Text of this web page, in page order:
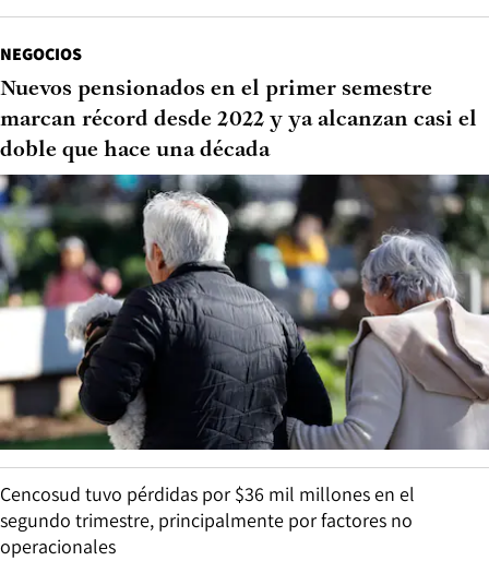
NEGOCIOS
Nuevos pensionados en el primer semestre
marcan récord desde 2022 y ya alcanzan casi el
doble que hace una década
Cencosud tuvo pérdidas por $36 mil millones en el
segundo trimestre, principalmente por factores no
operacionales